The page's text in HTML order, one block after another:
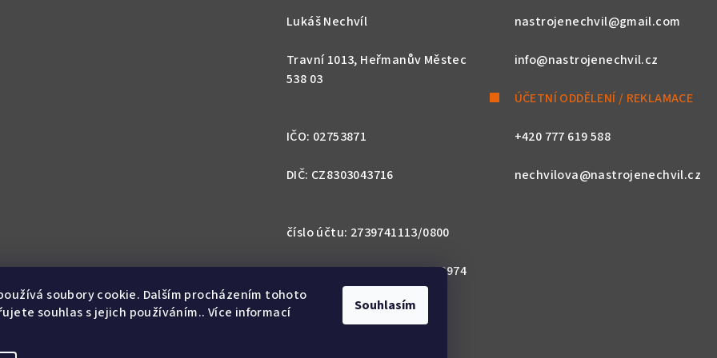
soubory cookie. Dalším procházením tohoto
souhlas s jejich používáním.. Více informací
Souhlasím
Lukáš Nechvíl
Travní 1013, Heřmanův Městec
538 03
IČO: 02753871
DIČ: CZ8303043716
číslo účtu: 2739741113/0800
IBAN: CZ57 0800 0000 0027 3974
1113
SWIFT: GIBACZPX
nastrojenechvil@gmail.com
info@nastrojenechvil.cz
ÚČETNÍ ODDĚLENÍ / REKLAMACE
+420 777 619 588
nechvilova@nastrojenechvil.cz